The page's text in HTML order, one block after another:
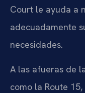
Court le ayuda a
adecuadamente
necesidades.
A las afueras de
como la Route